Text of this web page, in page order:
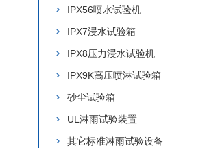
IPX56喷水试验机
IPX7浸水试验箱
IPX8压力浸水试验机
IPX9K高压喷淋试验箱
砂尘试验箱
UL淋雨试验装置
其它标准淋雨试验设备